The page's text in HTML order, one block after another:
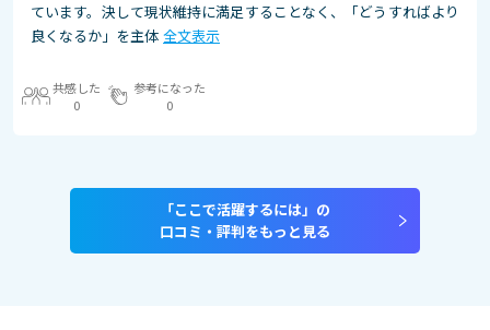
ています。決して現状維持に満足することなく、「どうすればより
良くなるか」を主体 全文表示
共感した
0
参考になった
0
「ここで活躍するには」の
口コミ・評判をもっと見る